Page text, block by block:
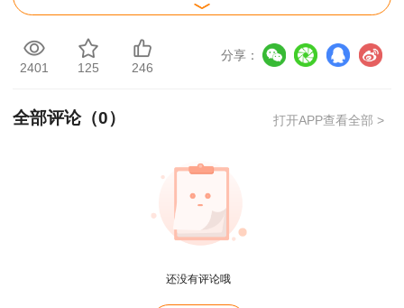
2401 125 246
分享：
全部评论（0） 打开APP查看全部 >
还没有评论哦
用户m2****88
用户m1****68